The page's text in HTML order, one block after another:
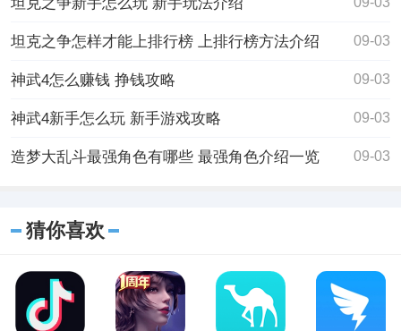
坦克之争怎样才能上排行榜 上排行榜方法介绍 09-03
神武4怎么赚钱 挣钱攻略 09-03
神武4新手怎么玩 新手游戏攻略 09-03
造梦大乱斗最强角色有哪些 最强角色介绍一览 09-03
猜你喜欢